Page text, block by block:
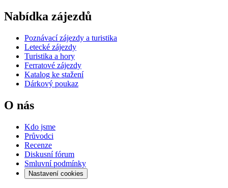
Nabídka zájezdů
Poznávací zájezdy a turistika
Letecké zájezdy
Turistika a hory
Ferratové zájezdy
Katalog ke stažení
Dárkový poukaz
O nás
Kdo jsme
Průvodci
Recenze
Diskusní fórum
Smluvní podmínky
Nastavení cookies